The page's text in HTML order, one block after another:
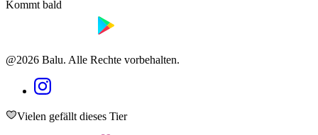
Kommt bald
@2026 Balu. Alle Rechte vorbehalten.
Vielen gefällt dieses Tier